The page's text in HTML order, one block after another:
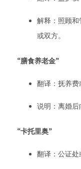
解释：照顾
或双方。
“膳食养老金”
翻译：抚养
说明：离婚后
“卡托里奥”
翻译：公证处